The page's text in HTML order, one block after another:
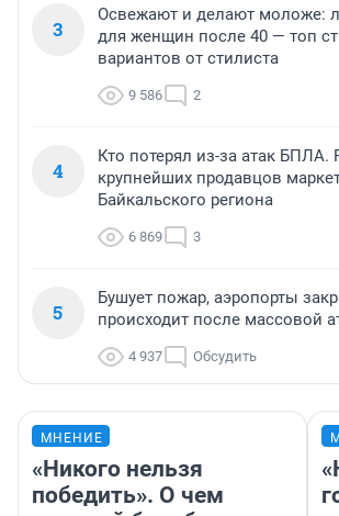
3
Освежают и делают моложе:
для женщин после 40 — топ
вариантов от стилиста
9 586 2
4
Кто потерял из-за атак БПЛА.
крупнейших продавцов
Байкальского региона
6 869 3
5
Бушует пожар, аэропорты
происходит после массовой
4 937 Обсудить
МНЕНИЕ
«Никого нельзя
победить». О чем